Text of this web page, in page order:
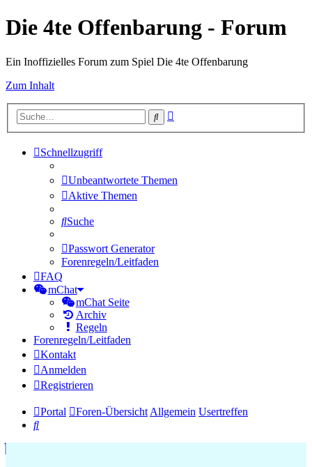
Die 4te Offenbarung - Forum
Ein Inoffizielles Forum zum Spiel Die 4te Offenbarung
Zum Inhalt
Suche
Schnellzugriff
Unbeantwortete Themen
Aktive Themen
Suche
Passwort Generator
Forenregeln/Leitfaden
FAQ
mChat
mChat Seite
Archiv
Regeln
Forenregeln/Leitfaden
Kontakt
Anmelden
Registrieren
Portal Foren-ÜbersichtAllgemein Usertreffen
Suche